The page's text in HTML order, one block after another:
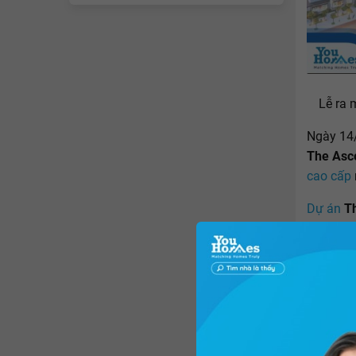
Lễ ra
Ngày
The
cao cấp
Dự án
khách